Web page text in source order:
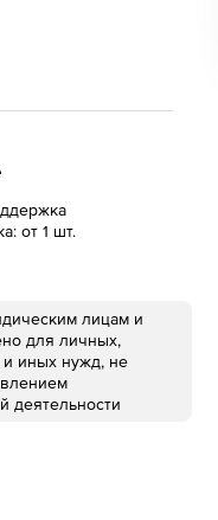
от 1 шт.
лицам и
для личных,
иных нужд, не
деятельности